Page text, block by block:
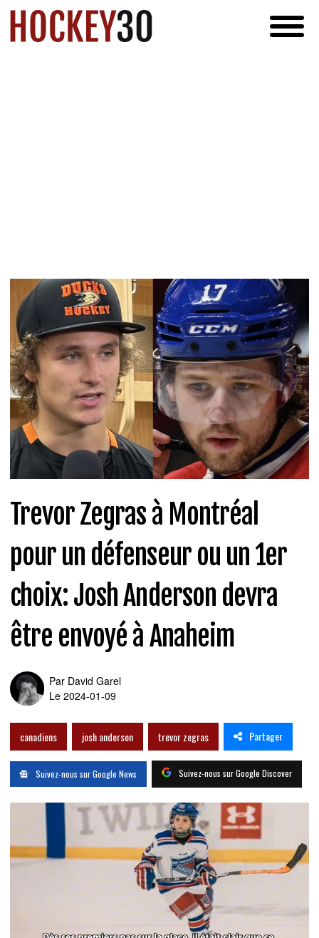
Trevor Zegras à Montréal
pour un défenseur ou un 1er
choix: Josh Anderson devra
être envoyé à Anaheim
Par David Garel
Le 2024-01-09
canadiens josh anderson trevor zegras Partager
Suivez-nous sur Google News Suivez-nous sur Google Discover